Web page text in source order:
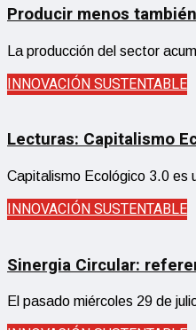
Producir menos
La producción del sector
INNOVACIÓN SUSTENTABLE
Lecturas: Capitalismo
Capitalismo Ecológico 3.0 es
INNOVACIÓN SUSTENTABLE
Sinergia Circular:
El pasado miércoles 29 de